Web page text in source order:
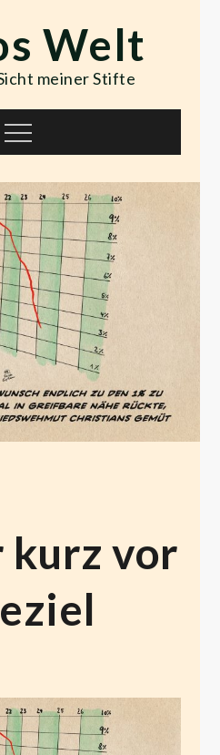
Welt
meiner Stifte
Menu
kurz vor